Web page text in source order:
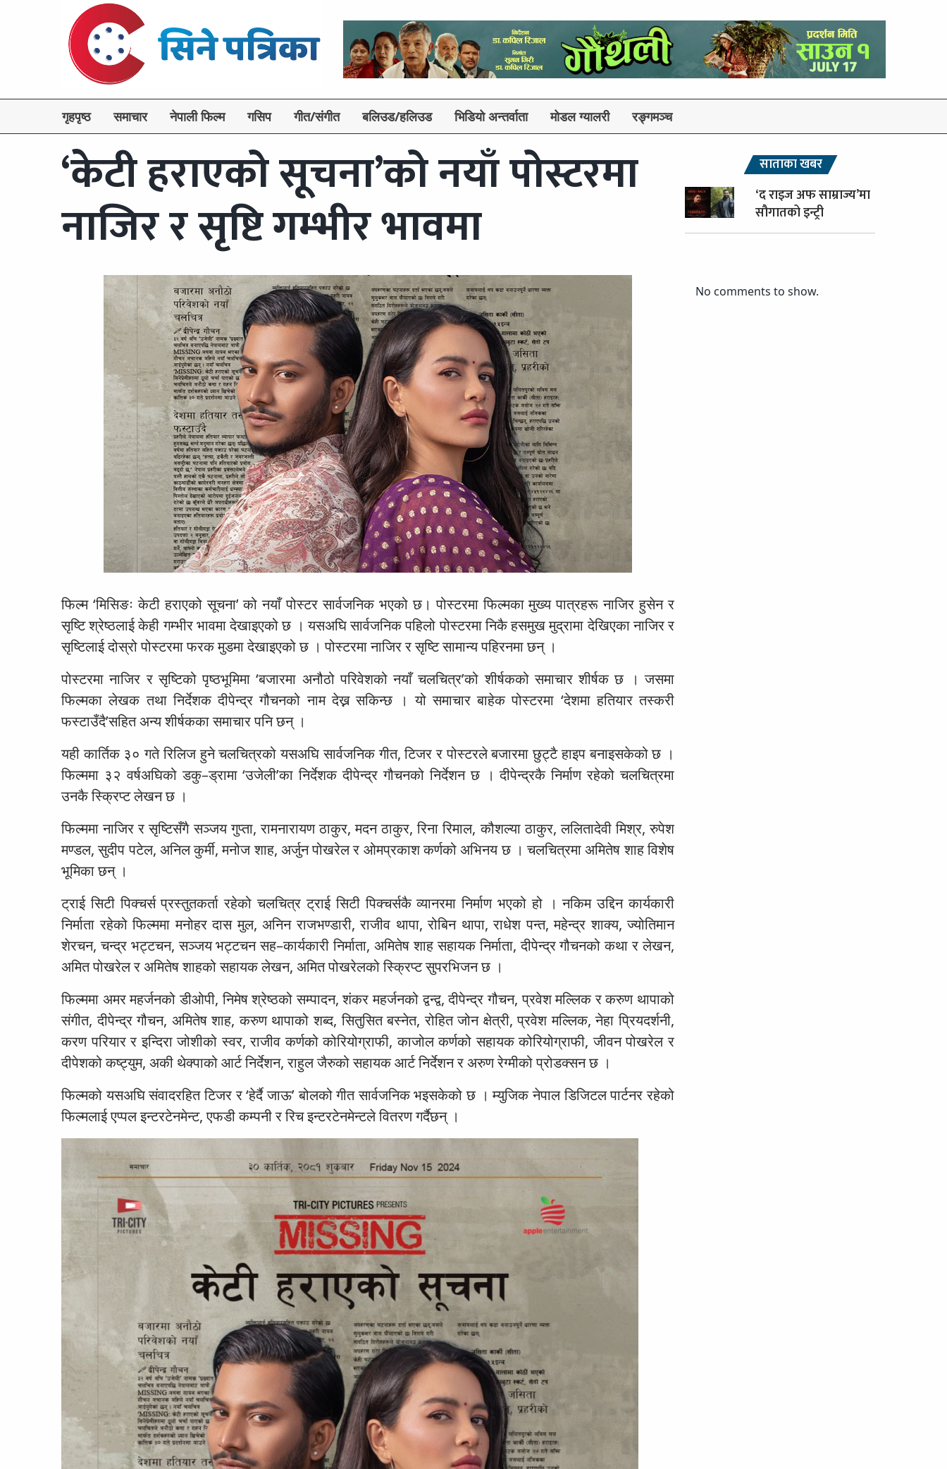
गृहपृष्ठ समाचार नेपाली फिल्म गसिप गीत/संगीत बलिउड/हलिउड भिडियो अन्तर्वाता मोडल ग्यालरी रङ्गमञ्च
‘केटी हराएको सूचना’को नयाँ पोस्टरमा
नाजिर र सृष्टि गम्भीर भावमा
फिल्म ‘मिसिङः केटी हराएको सूचना’ को नयाँ पोस्टर सार्वजनिक भएको छ। पोस्टरमा फिल्मका मुख्य पात्रहरू नाजिर हुसेन र
सृष्टि श्रेष्ठलाई केही गम्भीर भावमा देखाइएको छ । यसअघि सार्वजनिक पहिलो पोस्टरमा निकै हसमुख मुद्रामा देखिएका नाजिर र
सृष्टिलाई दोस्रो पोस्टरमा फरक मुडमा देखाइएको छ । पोस्टरमा नाजिर र सृष्टि सामान्य पहिरनमा छन् ।
पोस्टरमा नाजिर र सृष्टिको पृष्ठभूमिमा ‘बजारमा अनौठो परिवेशको नयाँ चलचित्र’को शीर्षकको समाचार शीर्षक छ । जसमा
फिल्मका लेखक तथा निर्देशक दीपेन्द्र गौचनको नाम देख्न सकिन्छ । यो समाचार बाहेक पोस्टरमा ‘देशमा हतियार तस्करी
फस्टाउँदै’सहित अन्य शीर्षकका समाचार पनि छन् ।
यही कार्तिक ३० गते रिलिज हुने चलचित्रको यसअघि सार्वजनिक गीत, टिजर र पोस्टरले बजारमा छुट्टै हाइप बनाइसकेको छ ।
फिल्ममा ३२ वर्षअघिको डकु–ड्रामा ‘उजेली’का निर्देशक दीपेन्द्र गौचनको निर्देशन छ । दीपेन्द्रकै निर्माण रहेको चलचित्रमा
उनकै स्क्रिप्ट लेखन छ ।
फिल्ममा नाजिर र सृष्टिसँगै सञ्जय गुप्ता, रामनारायण ठाकुर, मदन ठाकुर, रिना रिमाल, कौशल्या ठाकुर, ललितादेवी मिश्र, रुपेश
मण्डल, सुदीप पटेल, अनिल कुर्मी, मनोज शाह, अर्जुन पोखरेल र ओमप्रकाश कर्णको अभिनय छ । चलचित्रमा अमितेष शाह विशेष
भूमिका छन् ।
ट्राई सिटी पिक्चर्स प्रस्तुतकर्ता रहेको चलचित्र ट्राई सिटी पिक्चर्सकै व्यानरमा निर्माण भएको हो । नकिम उद्दिन कार्यकारी
निर्माता रहेको फिल्ममा मनोहर दास मुल, अनिन राजभण्डारी, राजीव थापा, रोबिन थापा, राधेश पन्त, महेन्द्र शाक्य, ज्योतिमान
शेरचन, चन्द्र भट्टचन, सञ्जय भट्टचन सह–कार्यकारी निर्माता, अमितेष शाह सहायक निर्माता, दीपेन्द्र गौचनको कथा र लेखन,
अमित पोखरेल र अमितेष शाहको सहायक लेखन, अमित पोखरेलको स्क्रिप्ट सुपरभिजन छ ।
फिल्ममा अमर महर्जनको डीओपी, निमेष श्रेष्ठको सम्पादन, शंकर महर्जनको द्वन्द्व, दीपेन्द्र गौचन, प्रवेश मल्लिक र करुण थापाको
संगीत, दीपेन्द्र गौचन, अमितेष शाह, करुण थापाको शब्द, सितुसित बस्नेत, रोहित जोन क्षेत्री, प्रवेश मल्लिक, नेहा प्रियदर्शनी,
करण परियार र इन्दिरा जोशीको स्वर, राजीव कर्णको कोरियोग्राफी, काजोल कर्णको सहायक कोरियोग्राफी, जीवन पोखरेल र
दीपेशको कष्ट्युम, अकी थेक्पाको आर्ट निर्देशन, राहुल जैरुको सहायक आर्ट निर्देशन र अरुण रेग्मीको प्रोडक्सन छ ।
फिल्मको यसअघि संवादरहित टिजर र ‘हेर्दै जाऊ’ बोलको गीत सार्वजनिक भइसकेको छ । म्युजिक नेपाल डिजिटल पार्टनर रहेको
फिल्मलाई एप्पल इन्टरटेनमेन्ट, एफडी कम्पनी र रिच इन्टरटेनमेन्टले वितरण गर्दैछन् ।
साताका खबर
‘द राइज अफ साम्राज्य’मा
सौगातको इन्ट्री
No comments to show.